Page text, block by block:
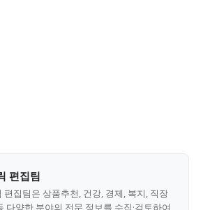
편집팀
편집팀은 상품추천, 건강, 경제, 복지, 직장
다양한 분야의 전문 정보를 수집·검토하여